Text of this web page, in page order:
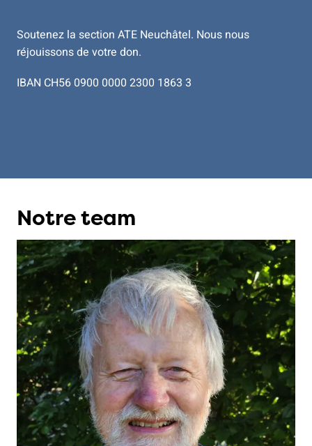
Soutenez la section ATE Neuchâtel. Nous nous
réjouissons de votre don.
IBAN CH56 0900 0000 2300 1863 3
Notre team